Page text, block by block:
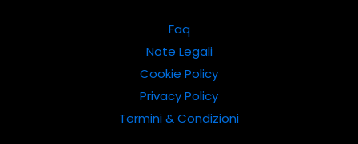
Faq
Note Legali
Cookie Policy
Privacy Policy
Termini & Condizioni